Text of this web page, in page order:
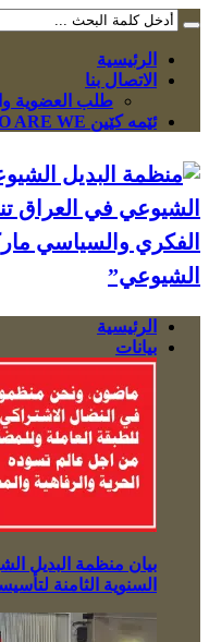
الرئيسية
الاتصال بنا
طلب العضوية
ئێمە کێین WHO ARE WE من نحن
الشيوعي في العراق
الفكري والسياسي
الشيوعي”
الرئيسية
بيانات
بيان منظمة البديل
السنوية الثامنة